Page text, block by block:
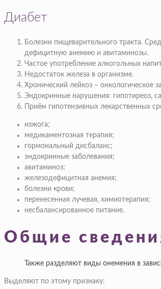
Диабет
Болезни пищеварительного тракта.
дефицитную анемию и авитаминозы.
Частое употребление алкогольных
Недостаток железа в организме.
Хронический лейкоз – онкологическое
Эндокринные нарушения: гипотиреоз,
Приём гипотензивных лекарственных
изжога;
медикаментозная терапия;
гормональный дисбаланс;
эндокринные заболевания;
авитаминоз;
железодефицитная анемия;
болезни крови;
перенесенная лучевая, химиотерапия;
несбалансированное питание.
Общие
Также разделяют виды онемения в
Выделяют по этому признаку: